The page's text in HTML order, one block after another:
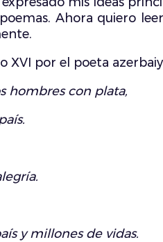
Ahora quiero
XVI por el poeta
hombres con plata,
y millones de vidas.